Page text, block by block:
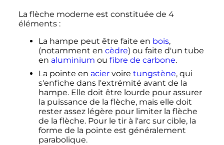
La flèche moderne est constituée de 4
éléments :
La hampe peut être faite en bois,
(notamment en cèdre) ou faite d'un tube
en aluminium ou fibre de carbone.
La pointe en aciervoire tungstène, qui
s'enfiche dans l'extrémité avant de la
hampe. Elle doit être lourde pour assurer
la puissance de la flèche, mais elle doit
rester assez légère pour limiter la flèche
de la flèche. Pour le tir à l'arc sur cible, la
forme de la pointe est généralement
parabolique.